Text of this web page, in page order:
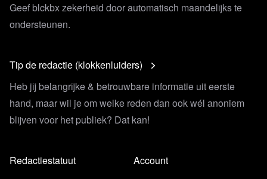
Geef blckbx zekerheid door automatisch maandelijks te
ondersteunen.
Tip de redactie (klokkenluiders)
Heb jij belangrijke & betrouwbare informatie uit eerste
hand, maar wil je om welke reden dan ook wél anoniem
blijven voor het publiek? Dat kan!
Redactiestatuut
Account